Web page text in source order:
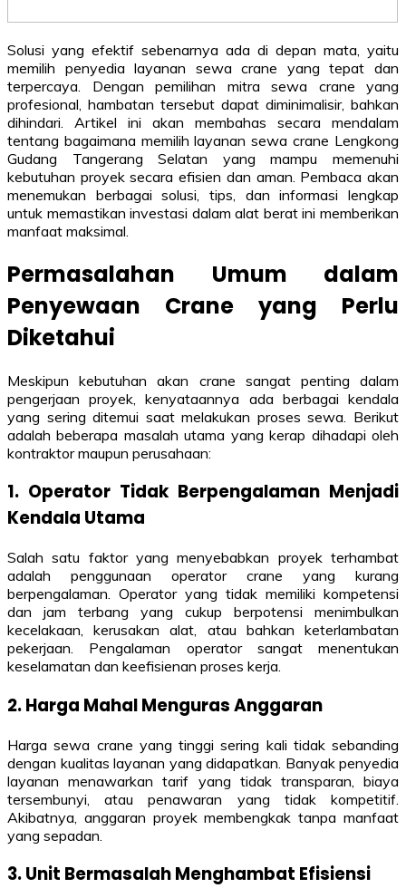
Solusi yang efektif sebenarnya ada di depan mata, yaitu
memilih penyedia layanan sewa crane yang tepat dan
terpercaya. Dengan pemilihan mitra sewa crane yang
profesional, hambatan tersebut dapat diminimalisir, bahkan
dihindari. Artikel ini akan membahas secara mendalam
tentang bagaimana memilih layanan sewa crane Lengkong
Gudang Tangerang Selatan yang mampu memenuhi
kebutuhan proyek secara efisien dan aman. Pembaca akan
menemukan berbagai solusi, tips, dan informasi lengkap
untuk memastikan investasi dalam alat berat ini memberikan
manfaat maksimal.
Permasalahan Umum dalam
Penyewaan Crane yang Perlu
Diketahui
Meskipun kebutuhan akan crane sangat penting dalam
pengerjaan proyek, kenyataannya ada berbagai kendala
yang sering ditemui saat melakukan proses sewa. Berikut
adalah beberapa masalah utama yang kerap dihadapi oleh
kontraktor maupun perusahaan:
1. Operator Tidak Berpengalaman Menjadi
Kendala Utama
Salah satu faktor yang menyebabkan proyek terhambat
adalah penggunaan operator crane yang kurang
berpengalaman. Operator yang tidak memiliki kompetensi
dan jam terbang yang cukup berpotensi menimbulkan
kecelakaan, kerusakan alat, atau bahkan keterlambatan
pekerjaan. Pengalaman operator sangat menentukan
keselamatan dan keefisienan proses kerja.
2. Harga Mahal Menguras Anggaran
Harga sewa crane yang tinggi sering kali tidak sebanding
dengan kualitas layanan yang didapatkan. Banyak penyedia
layanan menawarkan tarif yang tidak transparan, biaya
tersembunyi, atau penawaran yang tidak kompetitif.
Akibatnya, anggaran proyek membengkak tanpa manfaat
yang sepadan.
3. Unit Bermasalah Menghambat Efisiensi